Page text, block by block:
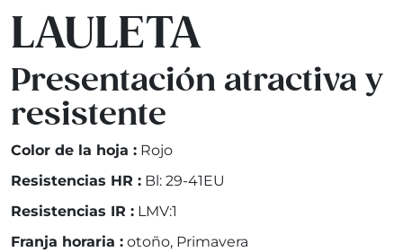
LAULETA
Presentación atractiva y
resistente
Color de la hoja : Rojo
Resistencias HR : Bl: 29-41EU
Resistencias IR : LMV:1
Franja horaria : otoño, Primavera